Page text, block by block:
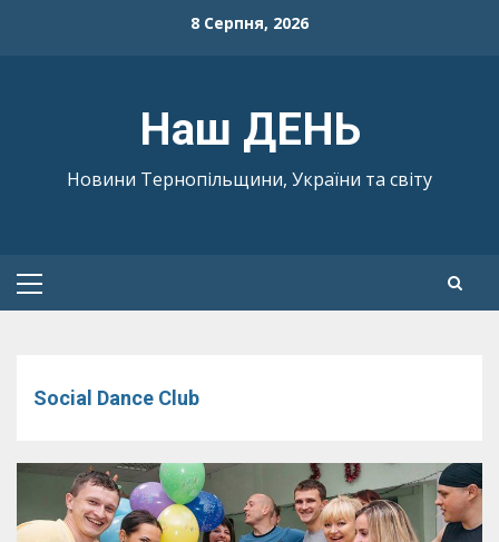
8 Серпня, 2026
Наш ДЕНЬ
Новини Тернопільщини, України та світу
Primary
Social Dance Club